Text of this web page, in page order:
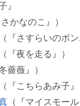
』
かなのこ』）
（『さすらいのボ
（『夜を走る』）
薔薇』）
（『こちらあみ子』
（『マイスモー